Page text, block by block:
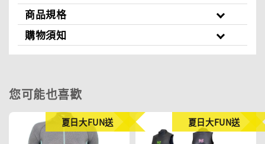
商品規格
購物須知
您可能也喜歡
夏日大FUN送 夏日大FUN送